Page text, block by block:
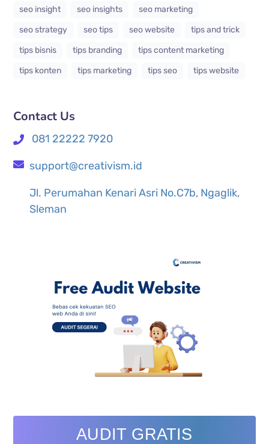
seo insight
seo insights
seo marketing
seo strategy
seo tips seo website
tips and trick
tips bisnis
tips branding
tips content marketing
tips konten
tips marketing tips seo tips website
Contact Us
081 22222 7920
support@creativism.id
Jl. Perumahan Kenari Asri No.C7b, Ngaglik,
Sleman
AUDIT GRATIS